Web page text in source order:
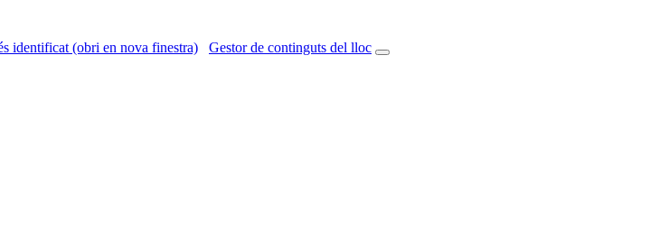
identificat (obri en nova finestra) Gestor de continguts del lloc